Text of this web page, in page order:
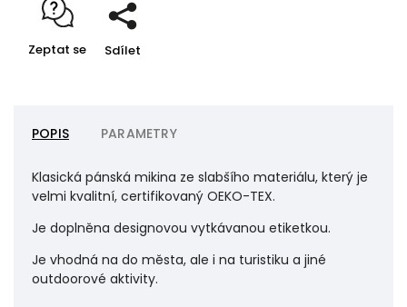
Zeptat se Sdílet
POPIS PARAMETRY
Klasická pánská mikina ze slabšího materiálu, který je
velmi kvalitní, certifikovaný OEKO-TEX.
Je doplněna designovou vytkávanou etiketkou.
Je vhodná na do města, ale i na turistiku a jiné
outdoorové aktivity.